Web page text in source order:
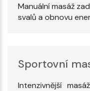
Manuální masáž
svalů a obnovu
Sportovní
Intenzivnější